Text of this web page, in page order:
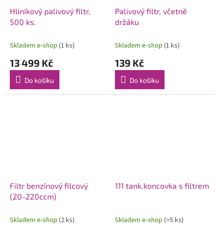
Hliníkový palivový filtr,
500 ks.
Skladem e-shop (1 ks)
13 499 Kč
Do košíku
Palivový filtr, včetně
držáku
Skladem e-shop (1 ks)
139 Kč
Do košíku
Filtr benzínový filcový
(20-220ccm)
Skladem e-shop (2 ks)
111 tank.koncovka s filtrem
Skladem e-shop (>5 ks)